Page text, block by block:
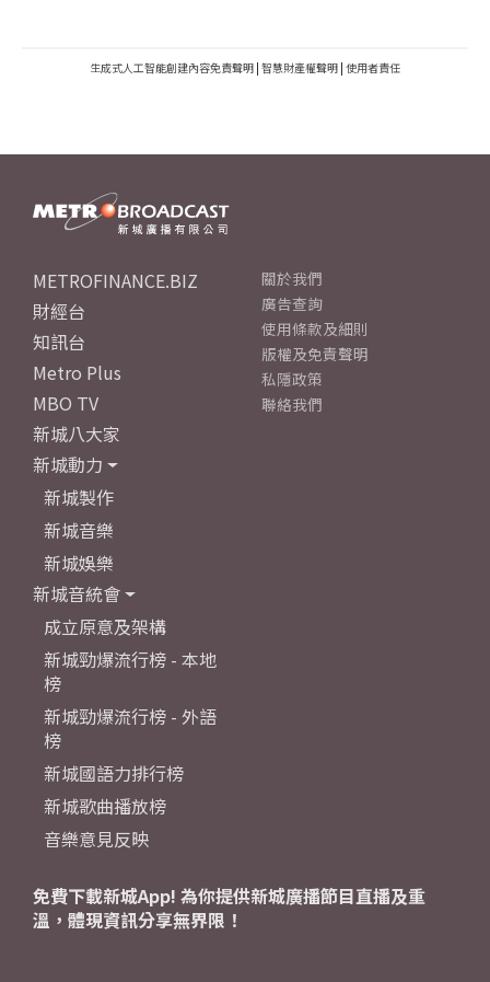
生成式人工智能創建內容免責聲明 | 智慧財產權聲明 | 使用者責任
METROFINANCE.BIZ
財經台
知訊台
Metro Plus
MBO TV
新城八大家
新城動力
新城製作
新城音樂
新城娛樂
新城音統會
成立原意及架構
新城勁爆流行榜 - 本地
榜
新城勁爆流行榜 - 外語
榜
新城國語力排行榜
新城歌曲播放榜
音樂意見反映
關於我們
廣告查詢
使用條款及細則
版權及免責聲明
私隱政策
聯絡我們
免費下載新城App! 為你提供新城廣播節目直播及重
溫，體現資訊分享無界限！